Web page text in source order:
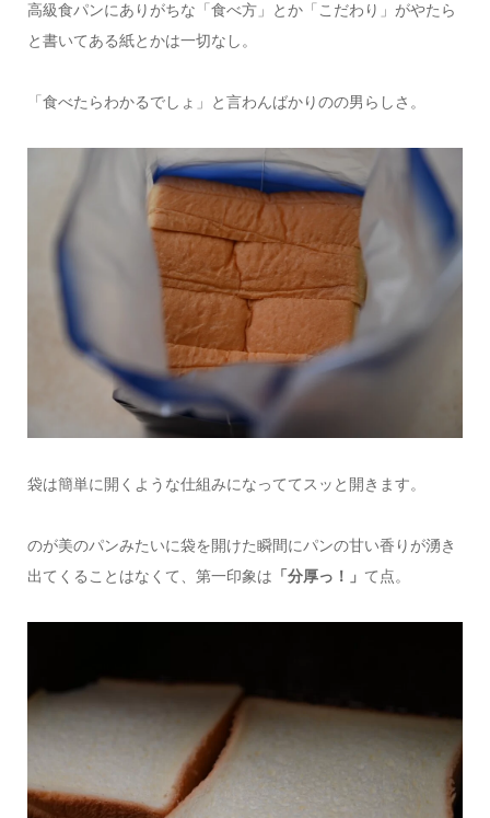
高級食パンにありがちな「食べ方」とか「こだわり」がやたら
と書いてある紙とかは一切なし。
「食べたらわかるでしょ」と言わんばかりのの男らしさ。
袋は簡単に開くような仕組みになっててスッと開きます。
のが美のパンみたいに袋を開けた瞬間にパンの甘い香りが湧き
出てくることはなくて、第一印象は 「分厚っ！」 て点。